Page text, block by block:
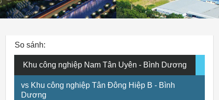
So sánh:
Khu công nghiệp Nam Tân Uyên - Bình Dương
vs Khu công nghiệp Tân Đông Hiệp B - Bình
Dương